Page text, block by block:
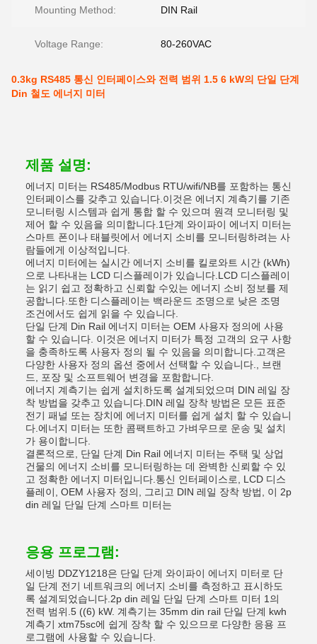
Mounting Method: DIN Rail
Voltage Range: 80-260VAC
0.3kg RS485 통신 인터페이스와 전력 범위 1.5 6 kW의 단일 단계
Din 철도 에너지 미터
제품 설명:
에너지 미터는 RS485/Modbus RTU/wifi/NB를 포함하는 통신
인터페이스를 갖추고 있습니다.이것은 에너지 계측기를 기존
모니터링 시스템과 쉽게 통합 할 수 있으며 원격 모니터링 및
제어 할 수 있음을 의미합니다.1단계 와이파이 에너지 미터는
스마트 폰이나 태블릿에서 에너지 소비를 모니터링하려는 사
람들에게 이상적입니다.
에너지 미터에는 실시간 에너지 소비를 킬로와트 시간 (kWh)
으로 나타내는 LCD 디스플레이가 있습니다.LCD 디스플레이
는 읽기 쉽고 정확하고 신뢰할 수있는 에너지 소비 정보를 제
공합니다.또한 디스플레이는 백라운드 조명으로 낮은 조명
조건에서도 쉽게 읽을 수 있습니다.
단일 단계 Din Rail 에너지 미터는 OEM 사용자 정의에 사용
할 수 있습니다. 이것은 에너지 미터가 특정 고객의 요구 사항
을 충족하도록 사용자 정의 될 수 있음을 의미합니다.고객은
다양한 사용자 정의 옵션 중에서 선택할 수 있습니다., 브랜
드, 포장 및 소프트웨어 변경을 포함합니다.
에너지 계측기는 쉽게 설치하도록 설계되었으며 DIN 레일 장
착 방법을 갖추고 있습니다.DIN 레일 장착 방법은 모든 표준
전기 패널 또는 장치에 에너지 미터를 쉽게 설치 할 수 있습니
다.에너지 미터는 또한 콤팩트하고 가벼우므로 운송 및 설치
가 용이합니다.
결론적으로, 단일 단계 Din Rail 에너지 미터는 주택 및 상업
건물의 에너지 소비를 모니터링하는 데 완벽한 신뢰할 수 있
고 정확한 에너지 미터입니다.통신 인터페이스로, LCD 디스
플레이, OEM 사용자 정의, 그리고 DIN 레일 장착 방법, 이 2p
din 레일 단일 단계 스마트 미터는
응용 프로그램:
세이빙 DDZY1218은 단일 단계 와이파이 에너지 미터로 단
일 단계 전기 네트워크의 에너지 소비를 측정하고 표시하도
록 설계되었습니다.2p din 레일 단일 단계 스마트 미터 1의
전력 범위.5 ((6) kW. 계측기는 35mm din rail 단일 단계 kwh
계측기 xtm75sc에 쉽게 장착 할 수 있으므로 다양한 응용 프
로그램에 사용할 수 있습니다.